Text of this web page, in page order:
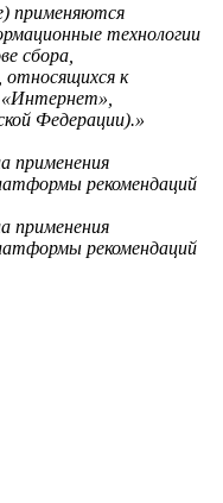
применяются
технологии
сбора,
относящихся к
Федерации).»
применения
рекомендаций
применения
рекомендаций